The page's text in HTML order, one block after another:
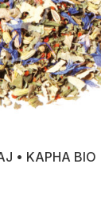
• KAPHA BIO